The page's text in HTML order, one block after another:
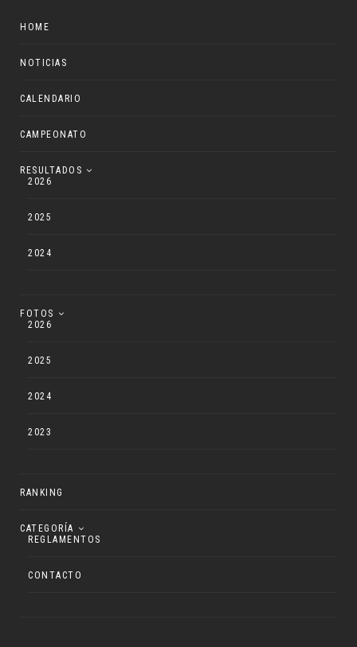
HOME
NOTICIAS
CALENDARIO
CAMPEONATO
RESULTADOS
2026
2025
2024
FOTOS
2026
2025
2024
2023
RANKING
CATEGORÍA
REGLAMENTOS
CONTACTO